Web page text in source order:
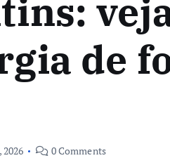
de
2026 0 Comments